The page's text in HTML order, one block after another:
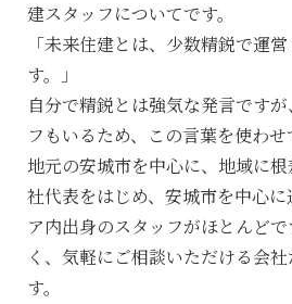
建スタッフについてです。
「未来住建とは、少数精鋭で運
す。」
自分で精鋭とは強気な発言です
フもいるため、この言葉を使わせ
地元の安城市を中心に、地域に
社代表をはじめ、安城市を中心
ア内出身のスタッフがほとんど
く、気軽にご相談いただける会
す。